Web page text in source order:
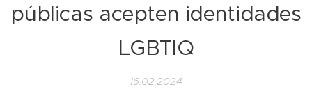
públicas acepten identidades
LGBTIQ
16.02.2024